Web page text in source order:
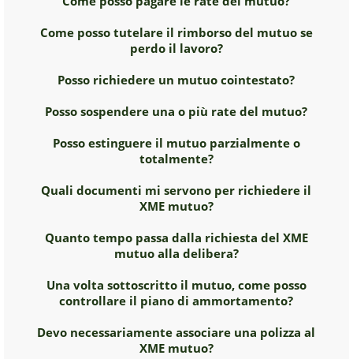
Come posso tutelare il rimborso del mutuo se
perdo il lavoro?
Posso richiedere un mutuo cointestato?
Posso sospendere una o più rate del mutuo?
Posso estinguere il mutuo parzialmente o
totalmente?
Quali documenti mi servono per richiedere il
XME mutuo?
Quanto tempo passa dalla richiesta del XME
mutuo alla delibera?
Una volta sottoscritto il mutuo, come posso
controllare il piano di ammortamento?
Devo necessariamente associare una polizza al
XME mutuo?